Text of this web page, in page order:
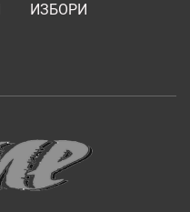
ИЗБОРИ